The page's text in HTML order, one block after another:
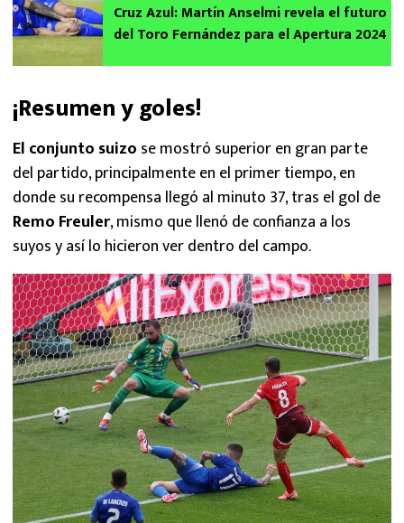
Cruz Azul: Martín Anselmi revela el futuro
del Toro Fernández para el Apertura 2024
¡Resumen y goles!
El conjunto suizo se mostró superior en gran parte
del partido, principalmente en el primer tiempo, en
donde su recompensa llegó al minuto 37, tras el gol de
Remo Freuler, mismo que llenó de confianza a los
suyos y así lo hicieron ver dentro del campo.